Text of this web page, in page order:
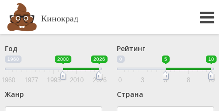
Кинокрад
Год
1960 2000 2026
1960 1977 1993 2010 2026
Рейтинг
0 5 10
0 3 5 8 10
Жанр Страна